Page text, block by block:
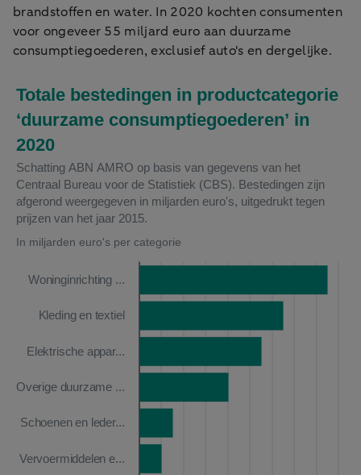
brandstoffen en water. In 2020 kochten consumenten
voor ongeveer 55 miljard euro aan duurzame
consumptiegoederen, exclusief auto's en dergelijke.